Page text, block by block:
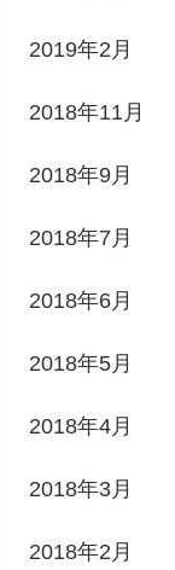
2019年2月
2018年11月
2018年9月
2018年7月
2018年6月
2018年5月
2018年4月
2018年3月
2018年2月